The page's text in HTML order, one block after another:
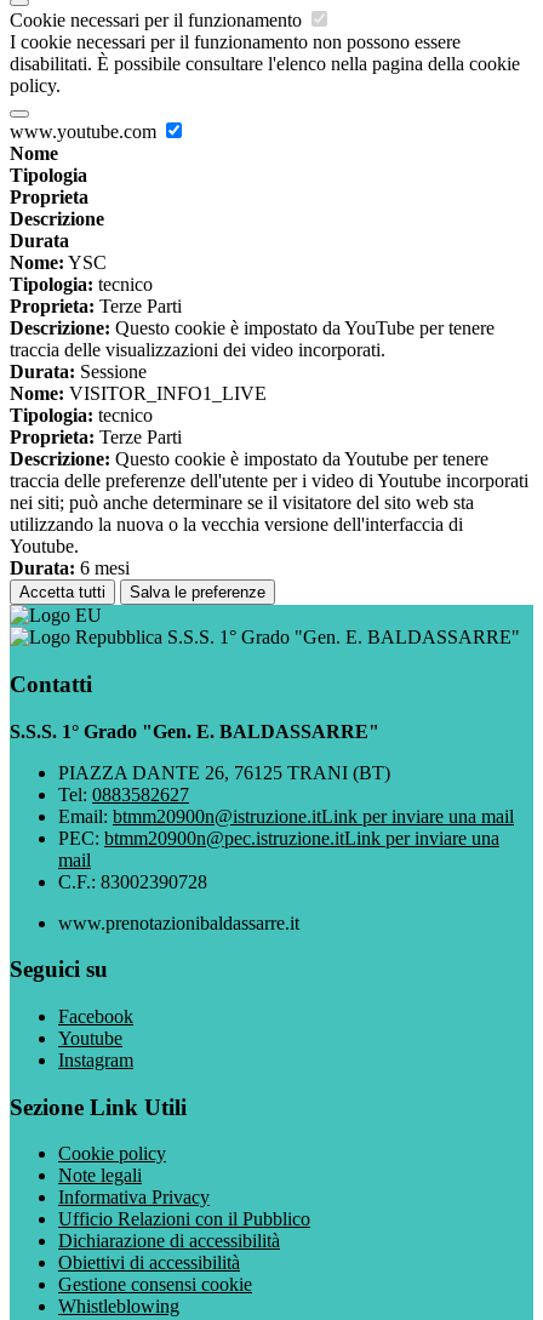
Cookie necessari per il funzionamento
I cookie necessari per il funzionamento non possono essere
disabilitati. È possibile consultare l'elenco nella pagina della cookie
policy.
www.youtube.com
Nome
Tipologia
Proprieta
Descrizione
Durata
Nome: YSC
Tipologia: tecnico
Proprieta: Terze Parti
Descrizione: Questo cookie è impostato da YouTube per tenere
traccia delle visualizzazioni dei video incorporati.
Durata: Sessione
Nome: VISITOR_INFO1_LIVE
Tipologia: tecnico
Proprieta: Terze Parti
Descrizione: Questo cookie è impostato da Youtube per tenere
traccia delle preferenze dell'utente per i video di Youtube incorporati
nei siti; può anche determinare se il visitatore del sito web sta
utilizzando la nuova o la vecchia versione dell'interfaccia di
Youtube.
Durata: 6 mesi
Accetta tutti Salva le preferenze
S.S.S. 1° Grado "Gen. E. BALDASSARRE"
Contatti
S.S.S. 1° Grado "Gen. E. BALDASSARRE"
PIAZZA DANTE 26, 76125 TRANI (BT)
Tel: 0883582627
Email: btmm20900n@istruzione.itLink per inviare una mail
PEC: btmm20900n@pec.istruzione.itLink per inviare una
mail
C.F.: 83002390728
www.prenotazionibaldassarre.it
Seguici su
Facebook
Youtube
Instagram
Sezione Link Utili
Cookie policy
Note legali
Informativa Privacy
Ufficio Relazioni con il Pubblico
Dichiarazione di accessibilità
Obiettivi di accessibilità
Gestione consensi cookie
Whistleblowing